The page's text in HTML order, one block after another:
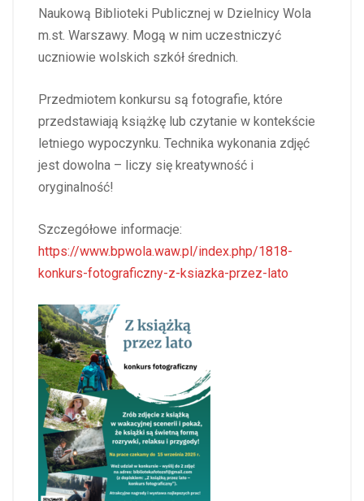
Naukową Biblioteki Publicznej w Dzielnicy Wola
m.st. Warszawy. Mogą w nim uczestniczyć
uczniowie wolskich szkół średnich.
Przedmiotem konkursu są fotografie, które
przedstawiają książkę lub czytanie w kontekście
letniego wypoczynku. Technika wykonania zdjęć
jest dowolna – liczy się kreatywność i
oryginalność!
Szczegółowe informacje:
https://www.bpwola.waw.pl/index.php/1818-
konkurs-fotograficzny-z-ksiazka-przez-lato